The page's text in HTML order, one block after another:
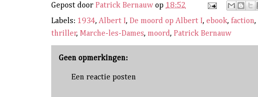
Gepost door Patrick Bernauw op 18:52
Labels: 1934,Albert I, De moord op Albert I, ebook, faction,
thriller, Marche-les-Dames, moord, Patrick Bernauw
Geen opmerkingen:
Een reactie posten